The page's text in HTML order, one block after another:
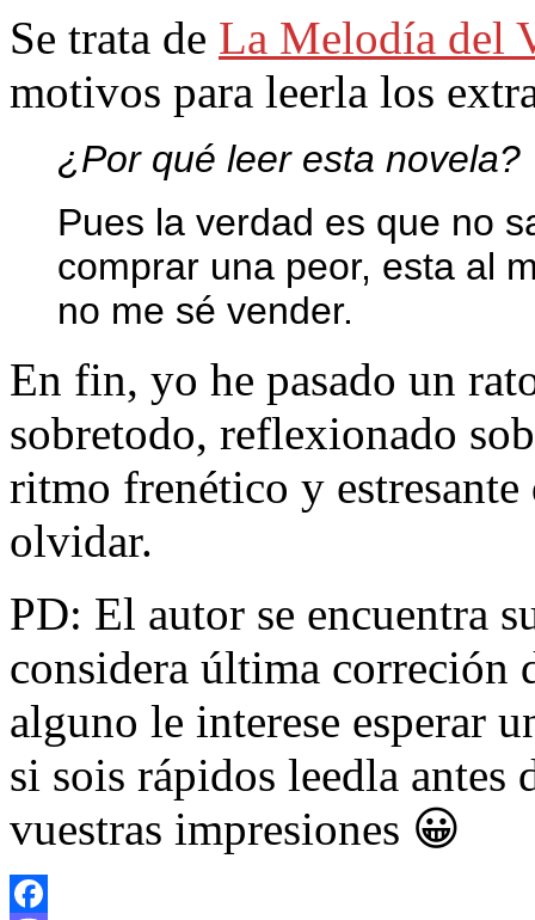
Se trata de La Melodía del
motivos para leerla los
¿Por qué leer esta novela?
Pues la verdad es que no
comprar una peor, esta al
no me sé vender.
En fin, yo he pasado un
sobretodo, reflexionado
ritmo frenético y
olvidar.
PD: El autor se encuentra
considera última correción
alguno le interese esperar
si sois rápidos leedla antes
vuestras impresiones 😀